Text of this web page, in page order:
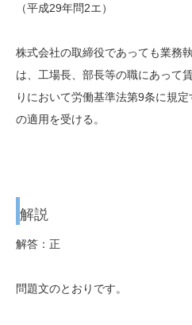
（平成29年問2エ）
株式会社の取締役であっても業務
は、工場長、部長等の職にあって
りにおいて労働基準法第9条に規
の適用を受ける。
解説
解答：正
問題文のとおりです。